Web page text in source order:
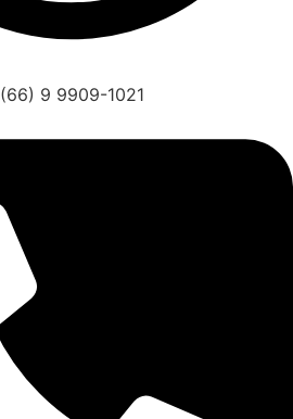
(66) 9 9909-1021